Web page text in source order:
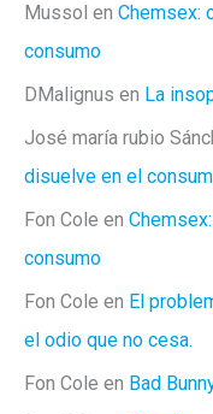
Mussol en Chemsex:
consumo
DMalignus en La
José maría rubio
disuelve en el
Fon Cole en
consumo
Fon Cole en El
el odio que no cesa.
Fon Cole en Bad